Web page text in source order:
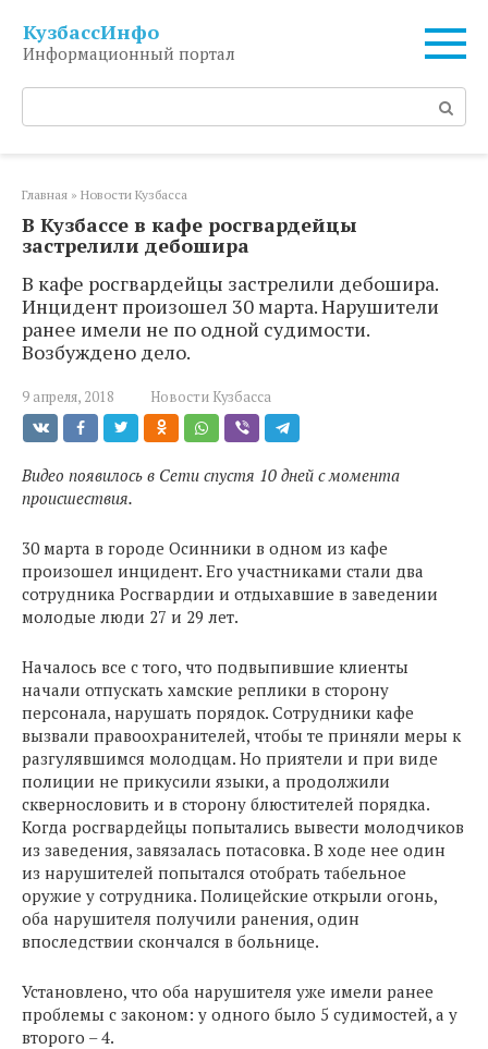
контенту
КузбассИнфо
Информационный портал
Поиск:
Главная » Новости Кузбасса
В Кузбассе в кафе росгвардейцы
застрелили дебошира
В кафе росгвардейцы застрелили дебошира.
Инцидент произошел 30 марта. Нарушители
ранее имели не по одной судимости.
Возбуждено дело.
9 апреля, 2018 Новости Кузбасса
Видео появилось в Сети спустя 10 дней с момента
происшествия.
30 марта в городе Осинники в одном из кафе
произошел инцидент. Его участниками стали два
сотрудника Росгвардии и отдыхавшие в заведении
молодые люди 27 и 29 лет.
Началось все с того, что подвыпившие клиенты
начали отпускать хамские реплики в сторону
персонала, нарушать порядок. Сотрудники кафе
вызвали правоохранителей, чтобы те приняли меры к
разгулявшимся молодцам. Но приятели и при виде
полиции не прикусили языки, а продолжили
сквернословить и в сторону блюстителей порядка.
Когда росгвардейцы попытались вывести молодчиков
из заведения, завязалась потасовка. В ходе нее один
из нарушителей попытался отобрать табельное
оружие у сотрудника. Полицейские открыли огонь,
оба нарушителя получили ранения, один
впоследствии скончался в больнице.
Установлено, что оба нарушителя уже имели ранее
проблемы с законом: у одного было 5 судимостей, а у
второго – 4.